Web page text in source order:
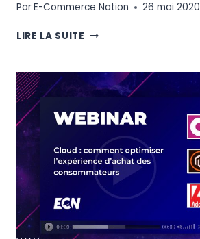
ParE-Commerce Nation 26 mai 2020
LIRE LA SUITE E-
COMMENT
CHOISIR
PLATEFORME
?